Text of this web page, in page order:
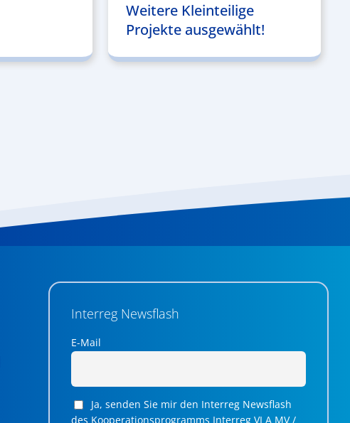
Weitere Kleinteilige
Projekte ausgewählt!
Interreg Newsflash
E-Mail
Ja, senden Sie mir den Interreg Newsflash
des Kooperationsprogramms Interreg VI A MV /